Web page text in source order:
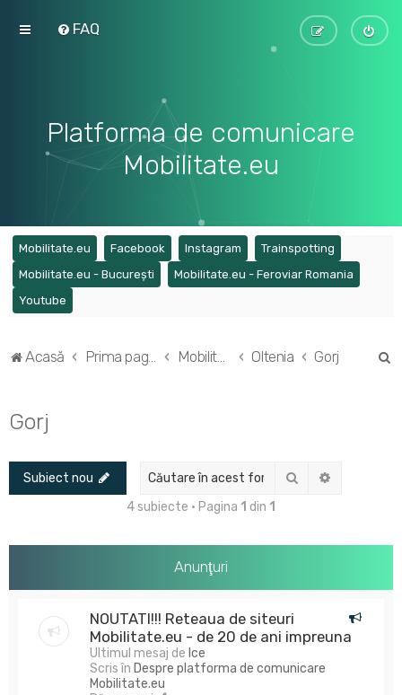
FAQ
Platforma de comunicare
Mobilitate.eu
Mobilitate.eu (Opens a new tab)
Facebook (Opens a new tab)
Instagram (Opens a new tab)
Trainspotting
Mobilitate.eu - București (Opens a new tab)
Mobilitate.eu - Feroviar Romania
Youtube
Acasă Prima pagină Mobilitatea în regiunile din România Oltenia Gorj
Gorj
Subiect nou Căutare
4 subiecte • Pagina 1 din 1
Anunţuri
NOUTATI!!! Reteaua de siteuri
Mobilitate.eu - de 20 de ani impreuna
Ultimul mesaj de Ice
Scris în Despre platforma de comunicare
Mobilitate.eu